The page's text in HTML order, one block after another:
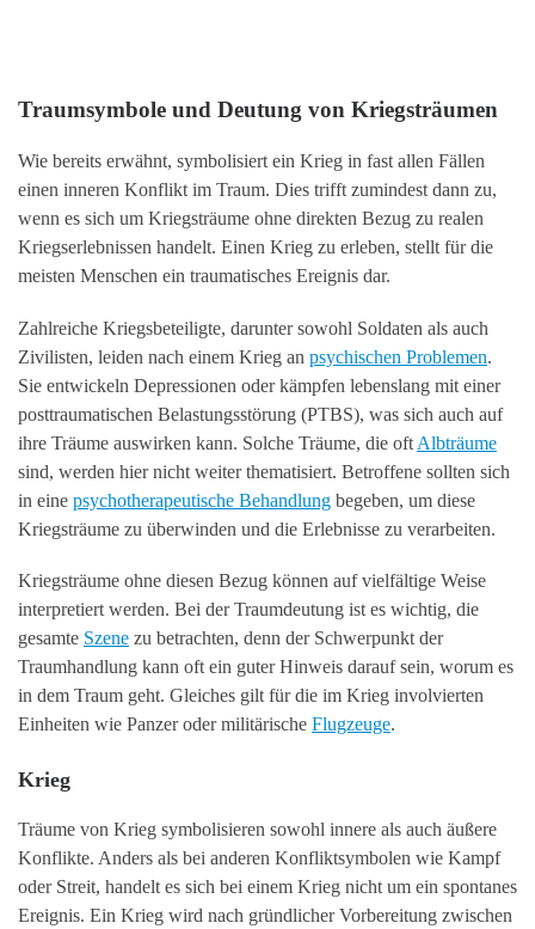
Traumsymbole und Deutung von Kriegsträumen
Wie bereits erwähnt, symbolisiert ein Krieg in fast allen Fällen
einen inneren Konflikt im Traum. Dies trifft zumindest dann zu,
wenn es sich um Kriegsträume ohne direkten Bezug zu realen
Kriegserlebnissen handelt. Einen Krieg zu erleben, stellt für die
meisten Menschen ein traumatisches Ereignis dar.
Zahlreiche Kriegsbeteiligte, darunter sowohl Soldaten als auch
Zivilisten, leiden nach einem Krieg an psychischen Problemen.
Sie entwickeln Depressionen oder kämpfen lebenslang mit einer
posttraumatischen Belastungsstörung (PTBS), was sich auch auf
ihre Träume auswirken kann. Solche Träume, die oft Albträume
sind, werden hier nicht weiter thematisiert. Betroffene sollten sich
in eine psychotherapeutische Behandlung begeben, um diese
Kriegsträume zu überwinden und die Erlebnisse zu verarbeiten.
Kriegsträume ohne diesen Bezug können auf vielfältige Weise
interpretiert werden. Bei der Traumdeutung ist es wichtig, die
gesamte Szene zu betrachten, denn der Schwerpunkt der
Traumhandlung kann oft ein guter Hinweis darauf sein, worum es
in dem Traum geht. Gleiches gilt für die im Krieg involvierten
Einheiten wie Panzer oder militärische Flugzeuge.
Krieg
Träume von Krieg symbolisieren sowohl innere als auch äußere
Konflikte. Anders als bei anderen Konfliktsymbolen wie Kampf
oder Streit, handelt es sich bei einem Krieg nicht um ein spontanes
Ereignis. Ein Krieg wird nach gründlicher Vorbereitung zwischen